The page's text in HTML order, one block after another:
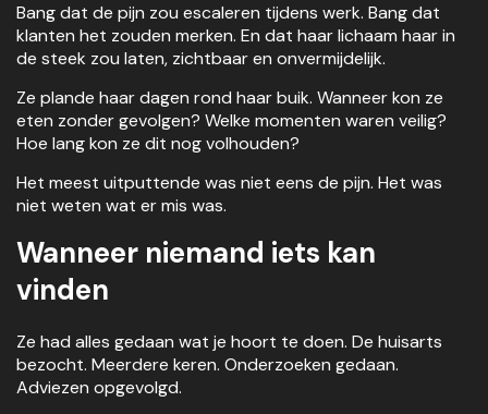
Bang dat de pijn zou escaleren tijdens werk. Bang dat
klanten het zouden merken. En dat haar lichaam haar in
de steek zou laten, zichtbaar en onvermijdelijk.
Ze plande haar dagen rond haar buik. Wanneer kon ze
eten zonder gevolgen? Welke momenten waren veilig?
Hoe lang kon ze dit nog volhouden?
Het meest uitputtende was niet eens de pijn. Het was
niet weten wat er mis was.
Wanneer niemand iets kan
vinden
Ze had alles gedaan wat je hoort te doen. De huisarts
bezocht. Meerdere keren. Onderzoeken gedaan.
Adviezen opgevolgd.